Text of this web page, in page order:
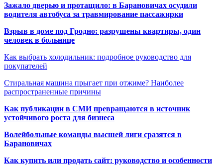
Зажало дверью и протащило: в Барановичах осудили
водителя автобуса за травмирование пассажирки
Взрыв в доме под Гродно: разрушены квартиры, один
человек в больнице
Как выбрать холодильник: подробное руководство для
покупателей
Стиральная машина прыгает при отжиме? Наиболее
распространенные причины
Как публикации в СМИ превращаются в источник
устойчивого роста для бизнеса
Волейбольные команды высшей лиги сразятся в
Барановичах
Как купить или продать сайт: руководство и особенности